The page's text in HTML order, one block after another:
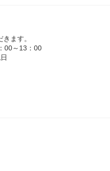
ます。
00～13：00